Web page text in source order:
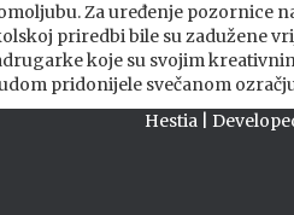
Za uređenje pozornice
priredbi bile su zadužene
koje su svojim
pridonijele svečanom
Hestia |